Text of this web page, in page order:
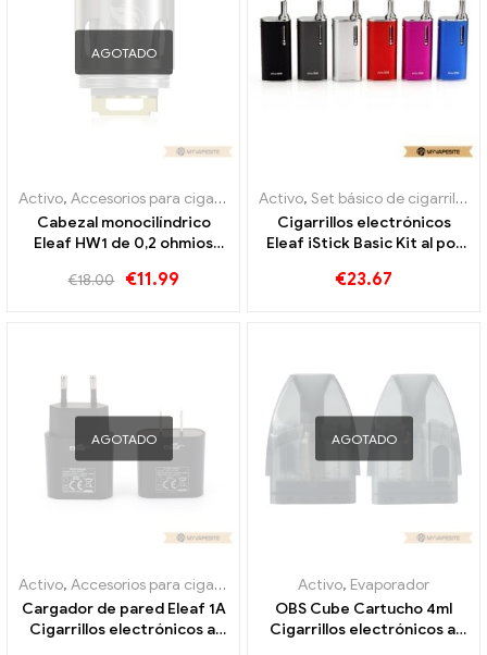
AGOTADO
Activo, Accesorios para cigarrillos electrónicos
Cabezal monocilíndrico
Eleaf HW1 de 0,2 ohmios
Mini/Mini XL
€18.00 €11.99
Activo, Set básico de cigarrillos electrónicos
Cigarrillos electrónicos
Eleaf iStick Basic Kit al por
€23.67
AGOTADO
Activo, Accesorios para cigarrillos electrónicos
Cargador de pared Eleaf 1A
Cigarrillos electrónicos al
AGOTADO
Activo, Evaporador
OBS Cube Cartucho 4ml
Cigarrillos electrónicos al